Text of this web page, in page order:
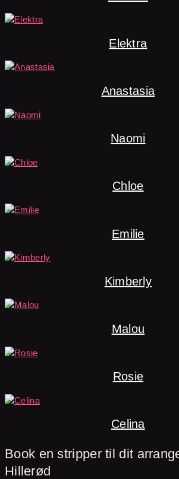
Elektra
Anastasia
Naomi
Chloe
Emilie
Kimberly
Malou
Rosie
Celina
Book en stripper til dit
Hillerød